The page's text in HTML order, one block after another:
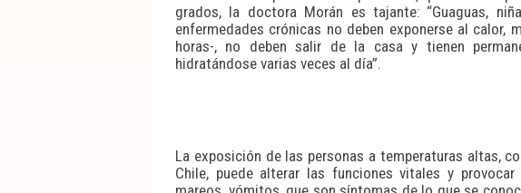
grados, la doctora Morán es tajante: “Guaguas,
enfermedades crónicas no deben exponerse al
horas-, no deben salir de la casa y tienen
hidratándose varias veces al día”.
La exposición de las personas a temperaturas altas,
Chile, puede alterar las funciones vitales y